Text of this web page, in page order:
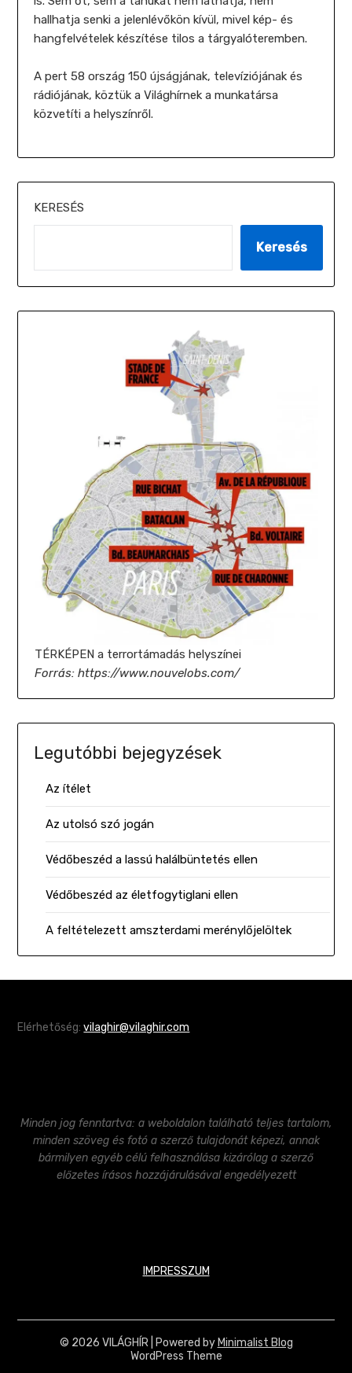
hallhatja senki a jelenlévőkön kívül, mivel kép- és
hangfelvételek készítése tilos a tárgyalóteremben.
A pert 58 ország 150 újságjának, televíziójának és
rádiójának, köztük a Világhírnek a munkatársa
közvetíti a helyszínről.
KERESÉS
Keresés
TÉRKÉPEN a terrortámadás helyszínei
Forrás: https://www.nouvelobs.com/
Legutóbbi bejegyzések
Az ítélet
Az utolsó szó jogán
Védőbeszéd a lassú halálbüntetés ellen
Védőbeszéd az életfogytiglani ellen
A feltételezett amszterdami merénylőjelöltek
Elérhetőség:vilaghir@vilaghir.com
Minden jog fenntartva: a weboldalon található teljes tartalom,
minden szöveg és fotó a szerző tulajdonát képezi, annak
bármilyen egyéb célú felhasználása kizárólag a szerző
előzetes írásos hozzájárulásával engedélyezett
IMPRESSZUM
© 2026 VILÁGHÍR | Powered by Minimalist Blog
WordPress Theme